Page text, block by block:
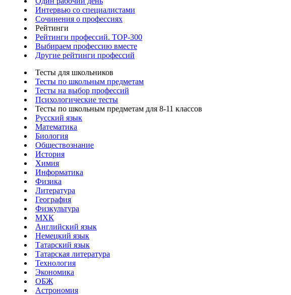
Интервью со специалистами
Сочинения о профессиях
Рейтинги
Рейтинги профессий. TOP-300
Выбираем профессию вместе
Другие рейтинги профессий
Тесты для школьников
Тесты по школьным предметам
Тесты на выбор профессий
Психологические тесты
Тесты по школьным предметам для 8-11 классов
Русский язык
Математика
Биология
Обществознание
История
Химия
Информатика
Физика
Литература
География
Физкультура
МХК
Английский язык
Немецкий язык
Татарский язык
Татарская литература
Технология
Экономика
ОБЖ
Астрономия